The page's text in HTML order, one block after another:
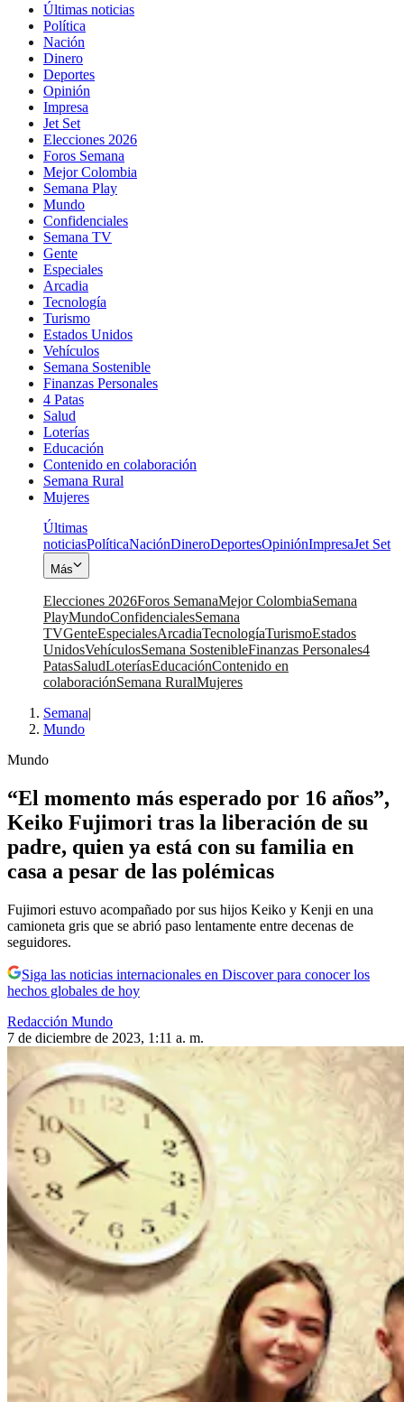
Últimas noticias
Política
Nación
Dinero
Deportes
Opinión
Impresa
Jet Set
Elecciones 2026
Foros Semana
Mejor Colombia
Semana Play
Mundo
Confidenciales
Semana TV
Gente
Especiales
Arcadia
Tecnología
Turismo
Estados Unidos
Vehículos
Semana Sostenible
Finanzas Personales
4 Patas
Salud
Loterías
Educación
Contenido en colaboración
Semana Rural
Mujeres
Últimas
noticiasPolíticaNaciónDineroDeportesOpiniónImpresaJet Set
Más
Elecciones 2026Foros SemanaMejor ColombiaSemana
PlayMundoConfidencialesSemana
TVGenteEspecialesArcadiaTecnologíaTurismoEstados
UnidosVehículosSemana SostenibleFinanzas Personales4
PatasSaludLoteríasEducaciónContenido en
colaboraciónSemana RuralMujeres
Semana|
Mundo
Mundo
“El momento más esperado por 16 años”,
Keiko Fujimori tras la liberación de su
padre, quien ya está con su familia en
casa a pesar de las polémicas
Fujimori estuvo acompañado por sus hijos Keiko y Kenji en una
camioneta gris que se abrió paso lentamente entre decenas de
seguidores.
Siga las noticias internacionales en Discover para conocer los
hechos globales de hoy
Redacción Mundo
7 de diciembre de 2023, 1:11 a. m.